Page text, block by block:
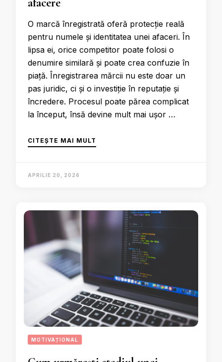
O marcă înregistrată oferă protecție reală
pentru numele și identitatea unei afaceri. În
lipsa ei, orice competitor poate folosi o
denumire similară și poate crea confuzie în
piață. Înregistrarea mărcii nu este doar un
pas juridic, ci și o investiție în reputație și
încredere. Procesul poate părea complicat
la început, însă devine mult mai ușor …
CITEȘTE MAI MULT
APRILIE 20, 2026
MOTIVAȚIONAL